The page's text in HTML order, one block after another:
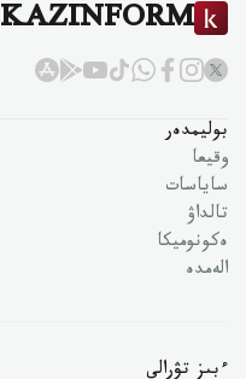
KAZINFORM
بوليمدەر
وقيعا
ساياسات
تالداۋ
ەكونوميكا
الەمدە
ءبىز تۋرالى